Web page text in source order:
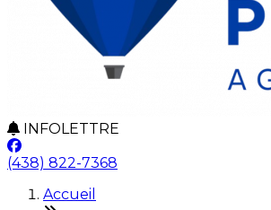
INFOLETTRE
(438) 822-7368
Accueil